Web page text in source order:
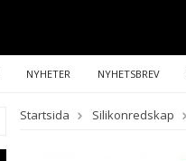
NYHETER NYHETSBREV
Startsida Silikonredskap